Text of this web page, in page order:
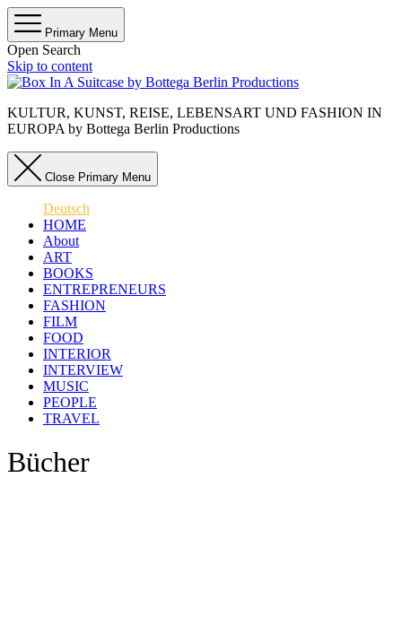
Primary Menu
Open Search
Skip to content
KULTUR, KUNST, REISE, LEBENSART UND FASHION IN
EUROPA by Bottega Berlin Productions
Close Primary Menu
Deutsch
HOME
About
ART
BOOKS
ENTREPRENEURS
FASHION
FILM
FOOD
INTERIOR
INTERVIEW
MUSIC
PEOPLE
TRAVEL
Bücher